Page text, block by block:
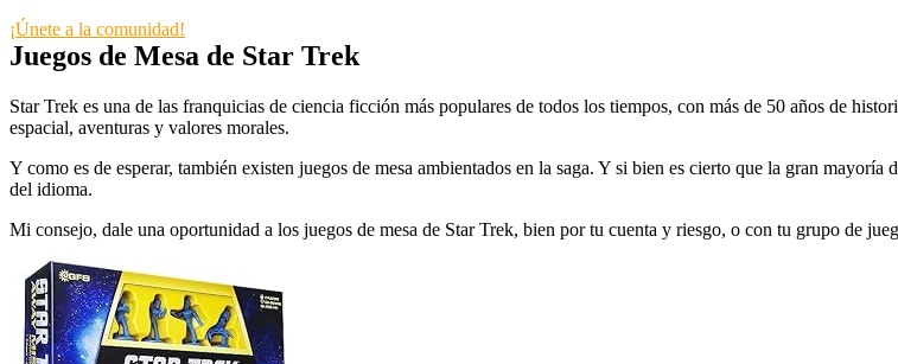
¡Únete a la comunidad!
Juegos de Mesa de Star Trek
Star Trek es una de las franquicias de ciencia ficción más populares de todos los tiempos, con más de 50 años de
espacial, aventuras y valores morales.
Y como es de esperar, también existen juegos de mesa ambientados en la saga. Y si bien es cierto que la gran mayoría
del idioma.
Mi consejo, dale una oportunidad a los juegos de mesa de Star Trek, bien por tu cuenta y riesgo, o con tu grupo de